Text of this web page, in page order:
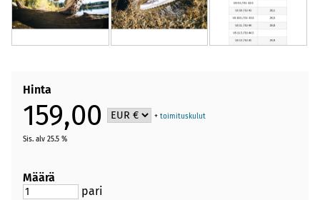
Hinta
159,00 +toimituskulut
Sis. alv 25.5 %
Määrä
pari